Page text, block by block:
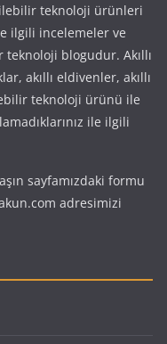
teknoloji ürünleri
ilgili incelemeler ve
blogudur. Akıllı
akıllı eldivenler, akıllı
teknoloji ürünü ile
ile ilgili
sayfamızdaki formu
adresimizi